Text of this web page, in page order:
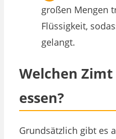
großen Mengen
Flüssigkeit,
gelangt.
Welchen
essen?
Grundsätzlich gibt es